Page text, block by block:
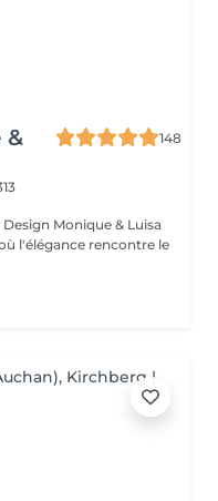
&
148
Monique & Luisa
l'élégance rencontre le